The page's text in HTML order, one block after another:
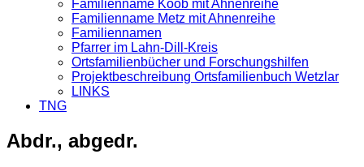
Familienname Koob mit Ahnenreihe
Familienname Metz mit Ahnenreihe
Familiennamen
Pfarrer im Lahn-Dill-Kreis
Ortsfamilienbücher und Forschungshilfen
Projektbeschreibung Ortsfamilienbuch Wetzlar
LINKS
TNG
Abdr., abgedr.